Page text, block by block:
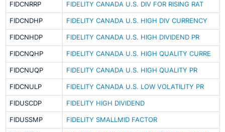
FIDCNRRP FIDELITY CANADA U.S. DIV FOR RISING RAT
FIDCNDHP FIDELITY CANADA U.S. HIGH DIV CURRENCY
FIDCNHDP FIDELITY CANADA U.S. HIGH DIVIDEND PR
FIDCNQHP FIDELITY CANADA U.S. HIGH QUALITY CURRE
FIDCNUQP FIDELITY CANADA U.S. HIGH QUALITY PR
FIDCNULP FIDELITY CANADA U.S. LOW VOLATILITY PR
FIDUSCDP FIDELITY HIGH DIVIDEND
FIDUSSMP FIDELITY SMALLMID FACTOR